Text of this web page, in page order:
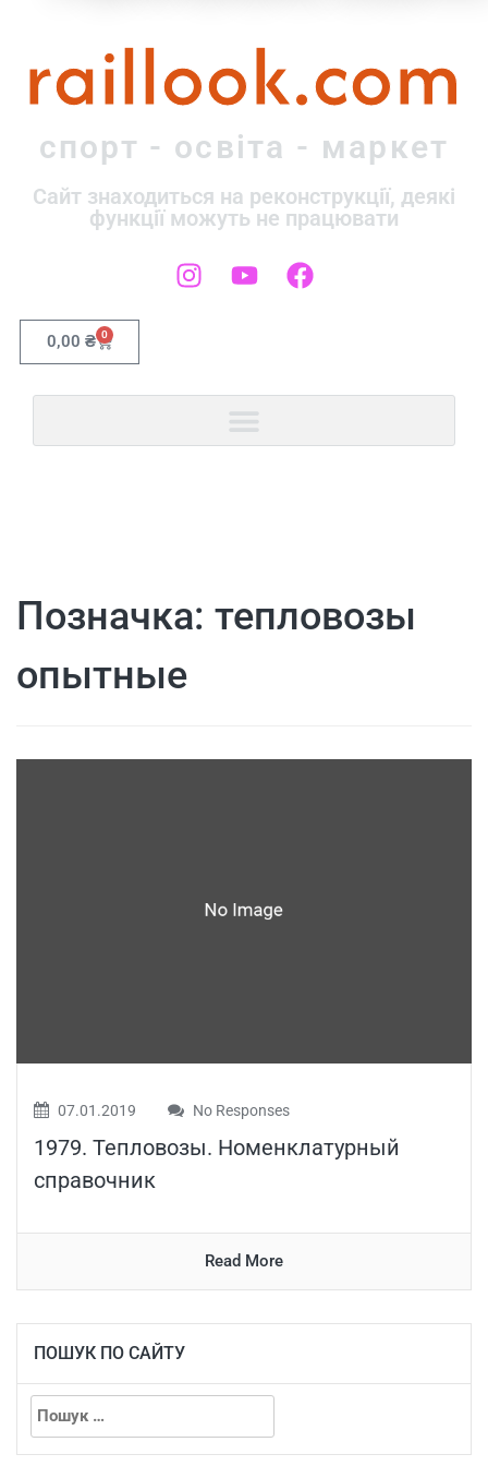
raillook.com
спорт - освіта - маркет
Сайт знаходиться на реконструкції, деякі
функції можуть не працювати
0,00 ₴ 0
Позначка: тепловозы
опытные
07.01.2019 No Responses
1979. Тепловозы. Номенклатурный
справочник
Read More
ПОШУК ПО САЙТУ